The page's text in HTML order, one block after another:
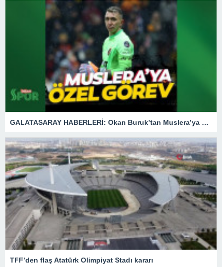
GALATASARAY HABERLERİ: Okan Buruk’tan Muslera’ya özel görev
TFF’den flaş Atatürk Olimpiyat Stadı kararı